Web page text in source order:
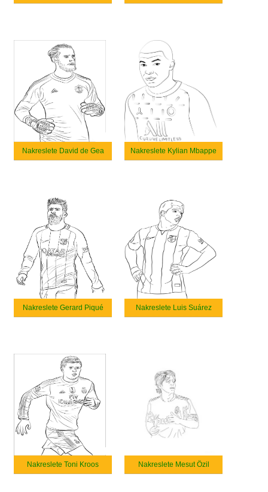
Nakreslete David de Gea Nakreslete Kylian Mbappe
Nakreslete Gerard Piqué Nakreslete Luis Suárez
Nakreslete Toni Kroos Nakreslete Mesut Özil